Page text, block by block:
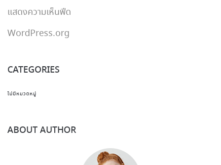
แสดงความเห็นฟีด
WordPress.org
CATEGORIES
ไม่มีหมวดหมู่
ABOUT AUTHOR